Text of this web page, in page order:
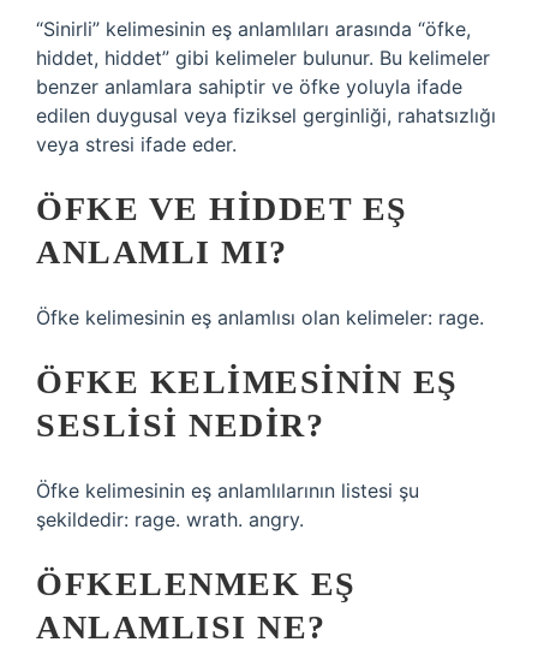
“Sinirli” kelimesinin eş anlamlıları arasında “öfke,
hiddet, hiddet” gibi kelimeler bulunur. Bu kelimeler
benzer anlamlara sahiptir ve öfke yoluyla ifade
edilen duygusal veya fiziksel gerginliği, rahatsızlığı
veya stresi ifade eder.
ÖFKE VE HIDDET EŞ
ANLAMLI MI?
Öfke kelimesinin eş anlamlısı olan kelimeler: rage.
ÖFKE KELIMESININ EŞ
SESLISI NEDIR?
Öfke kelimesinin eş anlamlılarının listesi şu
şekildedir: rage. wrath. angry.
ÖFKELENMEK EŞ
ANLAMLISI NE?